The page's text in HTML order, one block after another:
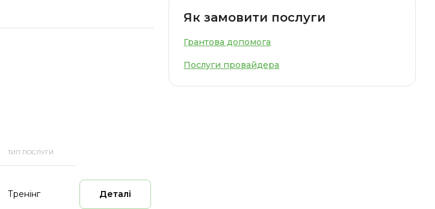
ТИП ПОСЛУГИ
Тренінг Деталі
Як замовити послуги
Грантова допомога
Послуги провайдера